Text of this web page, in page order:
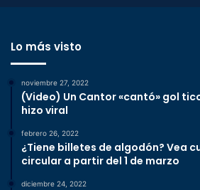
Lo más visto
noviembre 27, 2022
(Video) Un Cantor «cantó» gol
hizo viral
febrero 26, 2022
¿Tiene billetes de algodón? Vea
circular a partir del 1 de marzo
diciembre 24, 2022